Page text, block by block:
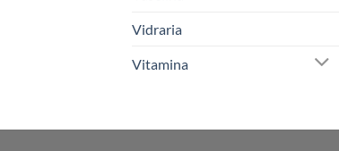
Vidraria
Vitamina